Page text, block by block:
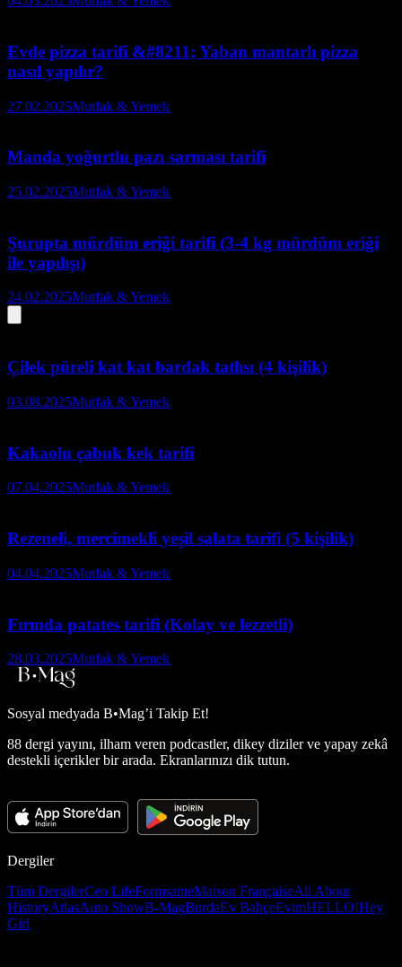
Evde pizza tarifi &#8211; Yaban mantarlı pizza
nasıl yapılır?
27.02.2025Mutfak & Yemek
Manda yoğurtlu pazı sarması tarifi
25.02.2025Mutfak & Yemek
Şurupta mürdüm eriği tarifi (3-4 kg mürdüm eriği
ile yapılışı)
24.02.2025Mutfak & Yemek
Çilek püreli kat kat bardak tatlısı (4 kişilik)
03.08.2025Mutfak & Yemek
Kakaolu çabuk kek tarifi
07.04.2025Mutfak & Yemek
Rezeneli, mercimekli yeşil salata tarifi (5 kişilik)
04.04.2025Mutfak & Yemek
Fırında patates tarifi (Kolay ve lezzetli)
28.03.2025Mutfak & Yemek
Sosyal medyada B•Mag’i Takip Et!
88 dergi yayını, ilham veren podcastler, dikey diziler ve yapay zekâ
destekli içerikler bir arada. Ekranlarınızı dik tutun.
Dergiler
Tüm DergilerCeo LifeFormsanteMaison FrançaiseAll About
HistoryAtlasAuto ShowB-MagBurdaEv BahçeEvimHELLO!Hey
Girl